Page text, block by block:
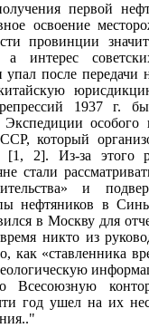
первой
освоение
провинции
интерес
упал после передачи
1937 г.
который
[1, 2]. Из-за этого
стали
и
нефтяников в
в Москву для
никто из
как «ставленника
год ушел на их